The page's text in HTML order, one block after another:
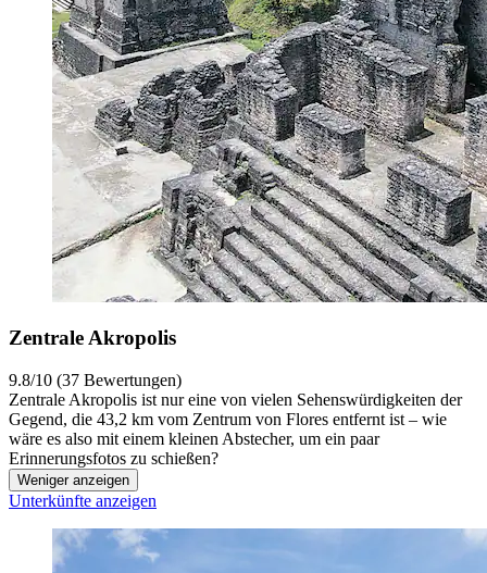
Zentrale Akropolis
9.8/10 (37 Bewertungen)
Zentrale Akropolis ist nur eine von vielen Sehenswürdigkeiten der
Gegend, die 43,2 km vom Zentrum von Flores entfernt ist – wie
wäre es also mit einem kleinen Abstecher, um ein paar
Erinnerungsfotos zu schießen?
Weniger anzeigen
Unterkünfte anzeigen